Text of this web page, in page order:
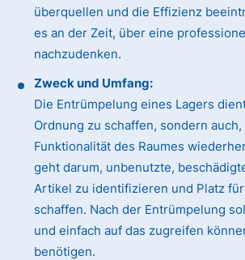
überquellen und die Effizienz
es an der Zeit, über eine
nachzudenken.
Zweck und Umfang:
Die Entrümpelung eines Lagers
Ordnung zu schaffen, sondern
Funktionalität des Raumes
geht darum, unbenutzte,
Artikel zu identifizieren und Platz
schaffen. Nach der Entrümpelung
und einfach auf das zugreifen
benötigen.